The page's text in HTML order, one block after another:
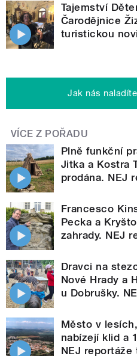
Tajemství
Čarodějnice
turistickou
Jak nás
VÍCE Z POŘADU
Plně funkční
Jitka a Kostra
prodána. NEJ
Francesco
Pecka a
zahrady. NEJ
Dravci na
Nové Hrady a
u Dobrušky.
Město v
nabízejí klid a
NEJ reportáže